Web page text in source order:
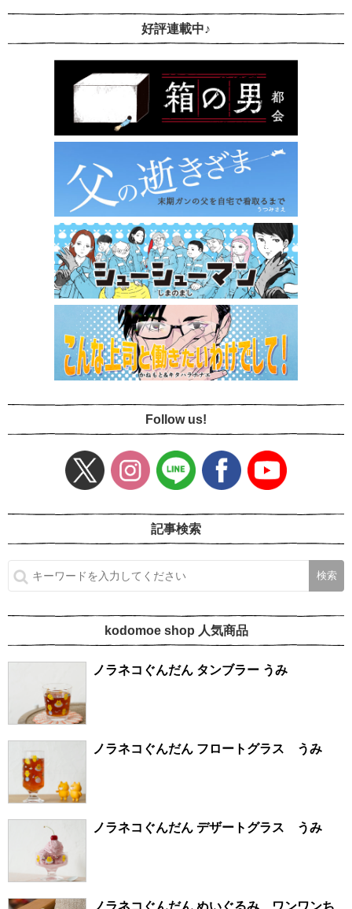
好評連載中♪
Follow us!
記事検索
kodomoe shop 人気商品
ノラネコぐんだん タンブラー うみ
ノラネコぐんだん フロートグラス うみ
ノラネコぐんだん デザートグラス うみ
ノラネコぐんだん ぬいぐるみ ワンワンち